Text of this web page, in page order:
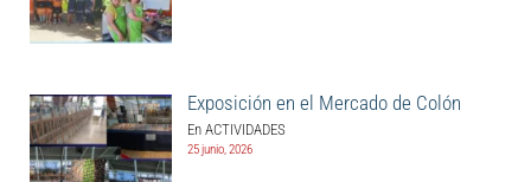
Exposición en el Mercado de Colón
En ACTIVIDADES
25 junio, 2026